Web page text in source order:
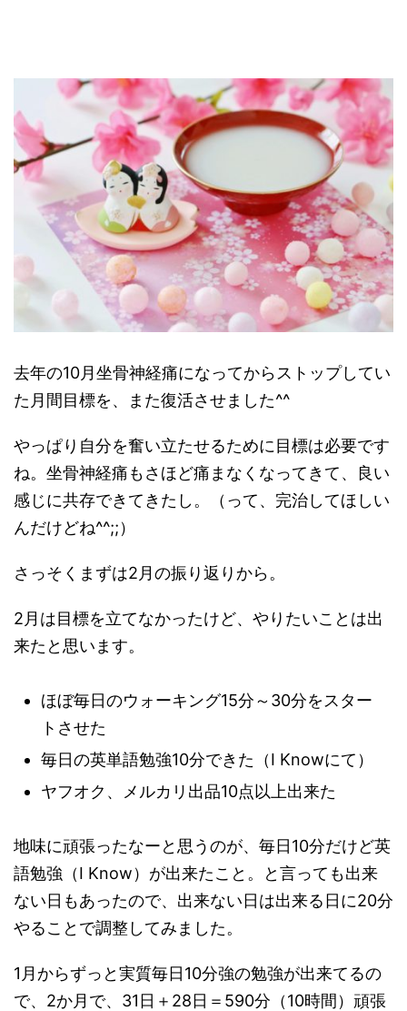
去年の10月坐骨神経痛になってからストップしてい
た月間目標を、また復活させました^^
やっぱり自分を奮い立たせるために目標は必要です
ね。坐骨神経痛もさほど痛まなくなってきて、良い
感じに共存できてきたし。（って、完治してほしい
んだけどね^^;;）
さっそくまずは2月の振り返りから。
2月は目標を立てなかったけど、やりたいことは出
来たと思います。
ほぼ毎日のウォーキング15分～30分をスター
トさせた
毎日の英単語勉強10分できた（I Knowにて）
ヤフオク、メルカリ出品10点以上出来た
地味に頑張ったなーと思うのが、毎日10分だけど英
語勉強（I Know）が出来たこと。と言っても出来
ない日もあったので、出来ない日は出来る日に20分
やることで調整してみました。
1月からずっと実質毎日10分強の勉強が出来てるの
で、2か月で、31日＋28日＝590分（10時間）頑張